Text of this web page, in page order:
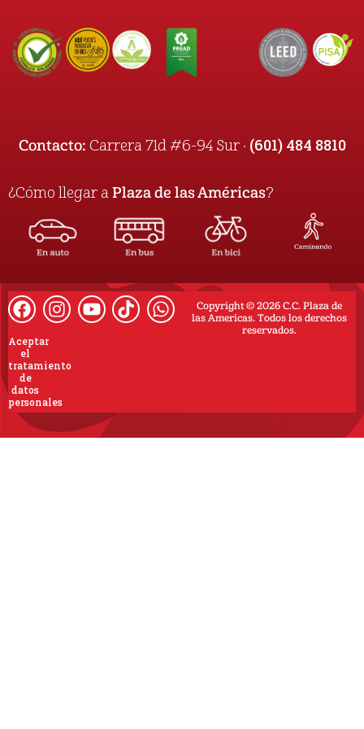
Contacto: Carrera 71d #6-94 Sur · (601) 484 8810
¿Cómo llegar a Plaza de las Américas?
Copyright © 2026 C.C. Plaza de
las Americas. Todos los derechos
reservados.
Aceptar
el
tratamiento
de
datos
personales